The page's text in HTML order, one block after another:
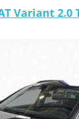
Variant 2.0